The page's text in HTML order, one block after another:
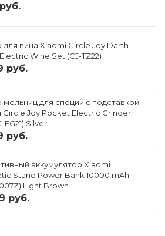
руб.
вина Xiaomi Circle Joy Darth
Wine Set (CJ-TZ22)
руб.
для специй с подставкой
Circle Joy Pocket Electric Grinder
EG21) Silver
руб.
аккумулятор Xiaomi
Stand Power Bank 10000 mAh
Light Brown
руб.